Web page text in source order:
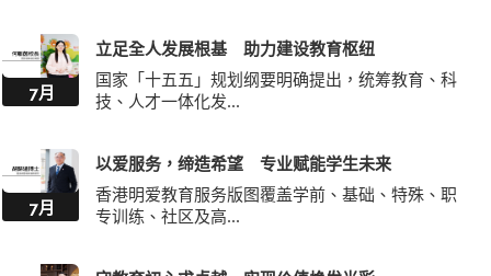
7月
立足全人发展根基 助力建设教育枢纽
国家「十五五」规划纲要明确提出，统筹教育、科
技、人才一体化发...
7月
以爱服务，缔造希望 专业赋能学生未来
香港明爱教育服务版图覆盖学前、基础、特殊、职
专训练、社区及高...